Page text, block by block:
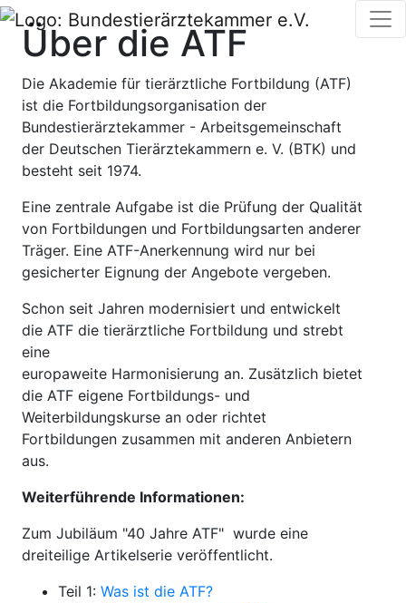
Über die ATF
Die Akademie für tierärztliche Fortbildung (ATF)
ist die Fortbildungsorganisation der
Bundestierärztekammer - Arbeitsgemeinschaft
der Deutschen Tierärztekammern e. V. (BTK) und
besteht seit 1974.
Eine zentrale Aufgabe ist die Prüfung der Qualität
von Fortbildungen und Fortbildungsarten anderer
Träger. Eine ATF-Anerkennung wird nur bei
gesicherter Eignung der Angebote vergeben.
Schon seit Jahren modernisiert und entwickelt
die ATF die tierärztliche Fortbildung und strebt
eine
europaweite Harmonisierung an. Zusätzlich bietet
die ATF eigene Fortbildungs- und
Weiterbildungskurse an oder richtet
Fortbildungen zusammen mit anderen Anbietern
aus.
Weiterführende Informationen:
Zum Jubiläum "40 Jahre ATF" wurde eine
dreiteilige Artikelserie veröffentlicht.
Teil 1: Was ist die ATF?